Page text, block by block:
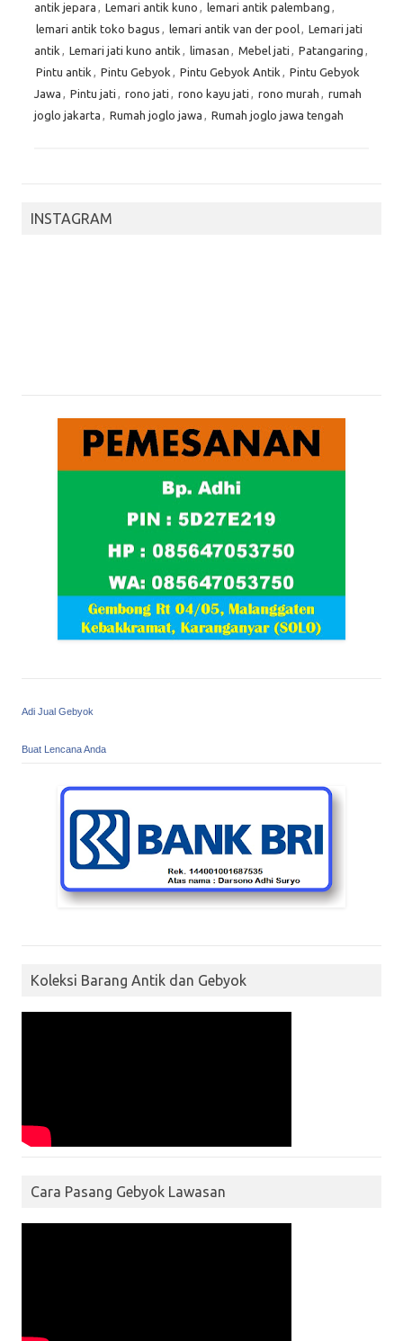
antik jepara , Lemari antik kuno , lemari antik palembang ,
lemari antik toko bagus , lemari antik van der pool, Lemari jati
antik , Lemari jati kuno antik , limasan , Mebel jati , Patangaring ,
Pintu antik , Pintu Gebyok , Pintu Gebyok Antik , Pintu Gebyok
Jawa , Pintu jati , rono jati , rono kayu jati , rono murah , rumah
joglo jakarta , Rumah joglo jawa , Rumah joglo jawa tengah
INSTAGRAM
Adi Jual Gebyok
Buat Lencana Anda
Koleksi Barang Antik dan Gebyok
Cara Pasang Gebyok Lawasan